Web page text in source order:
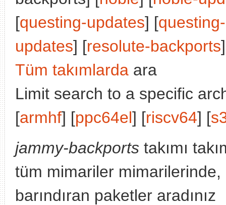
[questing-updates] [
updates] [resolute-backports
Tüm takımlarda ara
Limit search to a specific
[armhf] [ppc64el] [riscv64] [
jammy-backports takımı
tüm mimariler
barındıran paketler aradınız